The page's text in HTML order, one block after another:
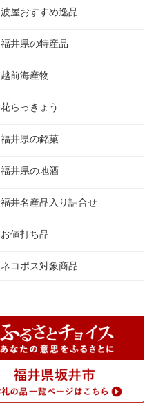
波屋おすすめ逸品
福井県の特産品
越前海産物
花らっきょう
福井県の銘菓
福井県の地酒
福井名産品入り詰合せ
お値打ち品
ネコポス対象商品